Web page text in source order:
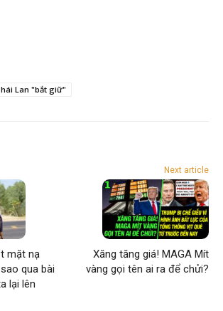
Lan "bắt giữ"
mặt nạ
qua bài
lại lên
Next article
Xăng tăng giá! MAGA Mít
vàng gọi tên ai ra để chửi?